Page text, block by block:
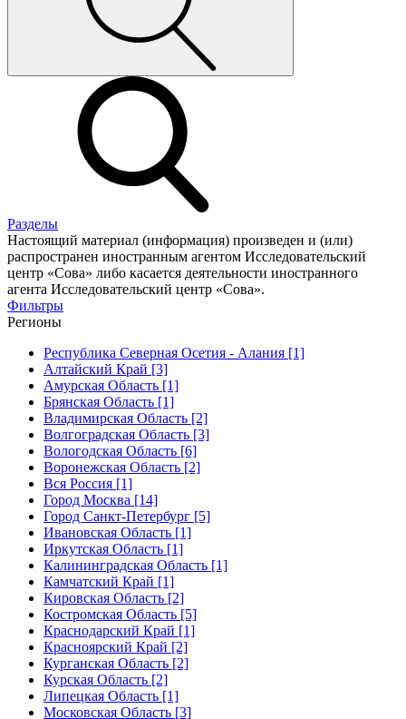
Разделы
Настоящий материал (информация) произведен и (или)
распространен иностранным агентом Исследовательский
центр «Сова» либо касается деятельности иностранного
агента Исследовательский центр «Сова».
Фильтры
Регионы
Республика Северная Осетия - Алания [1]
Алтайский Край [3]
Амурская Область [1]
Брянская Область [1]
Владимирская Область [2]
Волгоградская Область [3]
Вологодская Область [6]
Воронежская Область [2]
Вся Россия [1]
Город Москва [14]
Город Санкт-Петербург [5]
Ивановская Область [1]
Иркутская Область [1]
Калининградская Область [1]
Камчатский Край [1]
Кировская Область [2]
Костромская Область [5]
Краснодарский Край [1]
Красноярский Край [2]
Курганская Область [2]
Курская Область [2]
Липецкая Область [1]
Московская Область [3]